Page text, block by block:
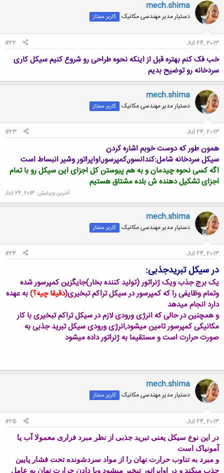
mech.shima
دستیار مدیر مهندسی مکانیک کاربر ممتاز
Jul 24, 2013
#22
خب فک کنم بهتره قبل از اینکه نحوه طراحی رو شروع کنیم سیکل کاری
سردخانه رو توضیح بدیم
mech.shima
دستیار مدیر مهندسی مکانیک کاربر ممتاز
Jul 24, 2013
#23
همون طور که دوست خوبم اشاره کردن
سیکل سردخانه شامل:کندانسور,کمپرسور,اواپراتور وشیر انبساط است
اگه کسی نحوه چیدمان و به هم پیوستن کل اجزای این سیکل رو با تمام
اجزای تشکیل دهنده ش بلده مشتاق هستیم
آخرین ویرایش: Jul 24, 2013
mech.shima
دستیار مدیر مهندسی مکانیک کاربر ممتاز
Jul 24, 2013
#24
در سیکل تبریدجذبی:
یک برج جذب ویک ژنراتور (تولید کننده بخار)جایگزین کمپرسور شده
وتمام وظایفی را که کمپرسور در سیکل تراکم تبخیری(دقیقا چیه؟)به عهده
دارد انجام میدهد
و همچنین در حالی که انرژی ورودی لازم در سیکل تراکم تبخیری با کار
مکانیکی کمپرسور تامین میشود,انرژی ورودی سیکل تبرید جذبی به
صورت حرارت است و مستقیما به ژنراتور داده میشود
mech.shima
دستیار مدیر مهندسی مکانیک کاربر ممتاز
Jul 24, 2013
#25
در این نوع سیکل یعنی تبرید جذبی از نظر مبرد فراری معمولا آب یا
آمونیاک است
و مبرد به تناوب حرارت نهان را از مواد سردشونده تحت فشار پایین
جذب میکند و در اواپراتور تبخیر میشود وبا دادن حرارت نهان یه عامل